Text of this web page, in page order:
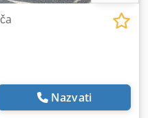
Nazvati